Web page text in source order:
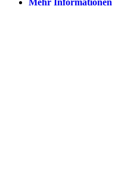
Mehr Informationen